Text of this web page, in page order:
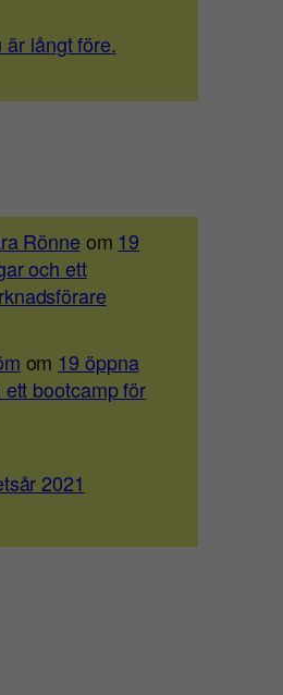
är långt före.
Rönne om 19
och ett
om 19 öppna
bootcamp för
2021